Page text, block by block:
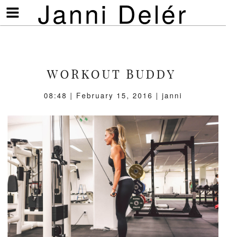
Janni Delér
Visa/göm
meny
WORKOUT BUDDY
08:48 | February 15, 2016 | janni